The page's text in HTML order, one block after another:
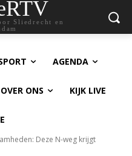
Sliedrecht en
AGENDA
OVER ONS KIJK LIVE
Deze N-weg krijgt